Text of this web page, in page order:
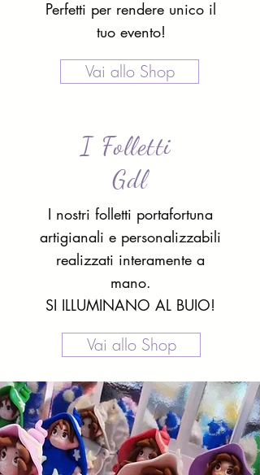
Perfetti per rendere unico il
tuo evento!
Vai allo Shop
I Folletti
Gdl
I nostri folletti portafortuna
artigianali e personalizzabili
realizzati interamente a
mano.
SI ILLUMINANO AL BUIO!
Vai allo Shop